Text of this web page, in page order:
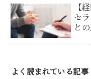
【
セ
と
よく読まれている記事